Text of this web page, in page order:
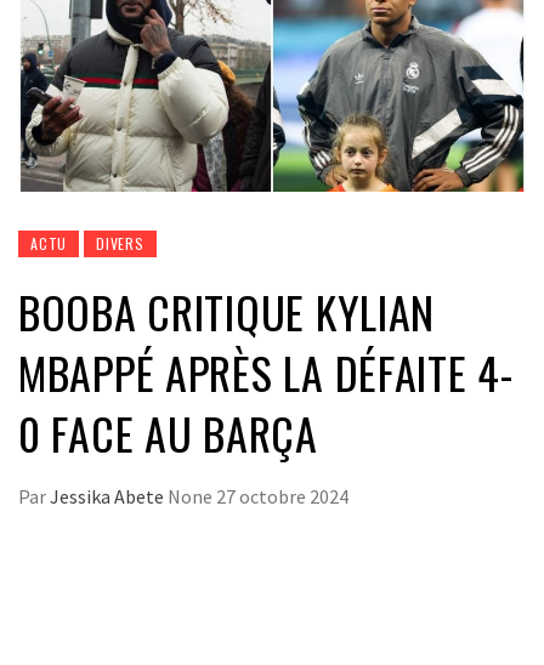
ACTU DIVERS
BOOBA CRITIQUE KYLIAN
MBAPPÉ APRÈS LA DÉFAITE 4-
0 FACE AU BARÇA
ParJessika Abete None 27 octobre 2024